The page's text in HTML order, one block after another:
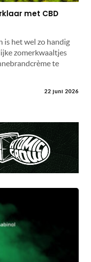
met CBD
is het wel zo handig
zomerkwaaltjes
te
22 juni 2026